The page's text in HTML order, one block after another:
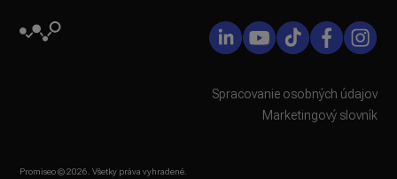
Spracovanie osobných údajov
Marketingový slovník
Promiseo © 2026. Všetky práva vyhradené.